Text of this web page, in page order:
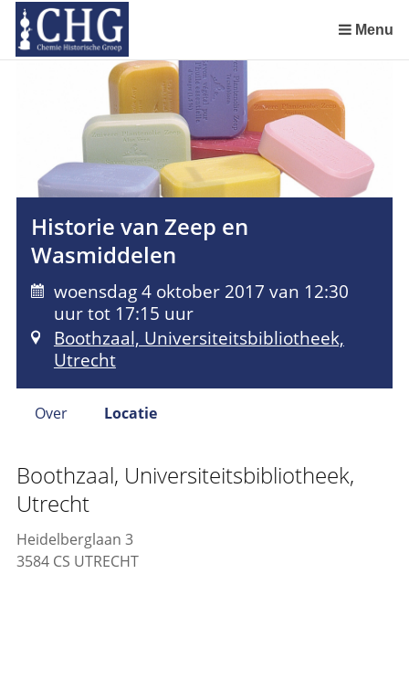
links
over
Spring
naar
menu
Menu
Historie van Zeep en
Wasmiddelen
woensdag 4 oktober 2017 van 12:30
uur tot 17:15 uur
Boothzaal, Universiteitsbibliotheek,
Utrecht
Over Locatie
Boothzaal, Universiteitsbibliotheek,
Utrecht
Heidelberglaan 3
3584 CS UTRECHT